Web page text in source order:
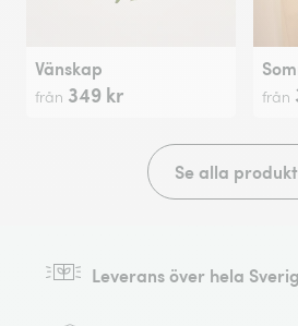
Vänskap
från 349 kr från
Se alla
Leverans över hela